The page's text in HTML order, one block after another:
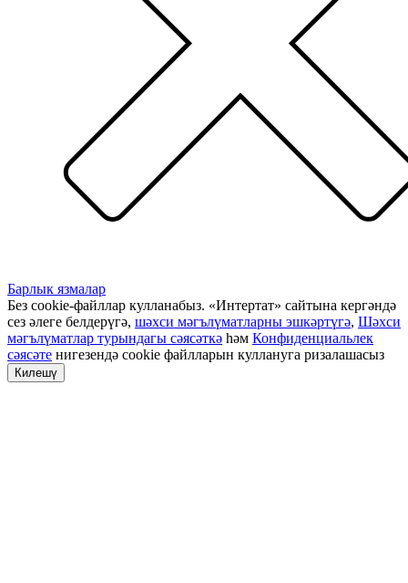
Барлык язмалар
Без cookie-файллар кулланабыз. «Интертат» сайтына кергәндә
сез әлеге белдерүгә, шәхси мәгълүматларны эшкәртүгә, Шәхси
мәгълүматлар турындагы сәясәткә һәм Конфиденциальлек
сәясәте нигезендә cookie файлларын куллануга ризалашасыз
Килешү